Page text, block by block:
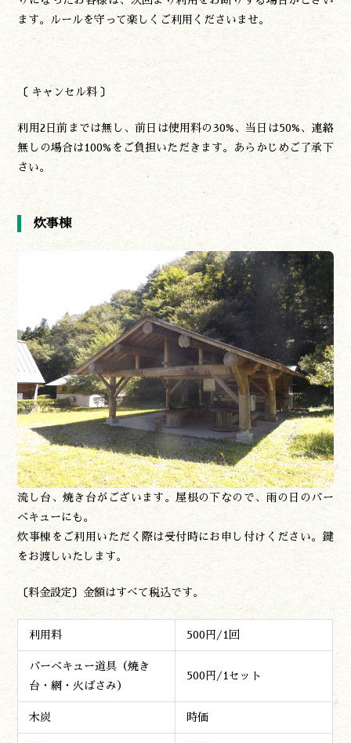
ます。ルールを守って楽しくご利用くださいませ。
〔 キャンセル料 〕
利用2日前までは無し、前日は使用料の30%、当日は50%、連絡
無しの場合は100%をご負担いただきます。あらかじめご了承下
さい。
炊事棟
流し台、焼き台がございます。屋根の下なので、雨の日のバー
ベキューにも。
炊事棟をご利用いただく際は受付時にお申し付けください。鍵
をお渡しいたします。
〔料金設定〕金額はすべて税込です。
利用料 500円/1回
バーベキュー道具（焼き
台・網・火ばさみ）
500円/1セット
木炭 時価